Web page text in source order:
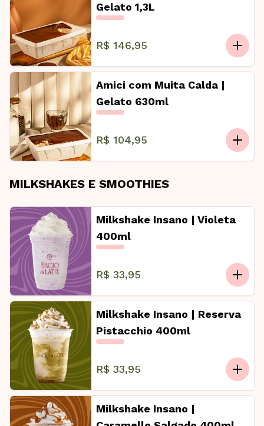
Gelato 1,3L
R$ 146,95
Amici com Muita Calda |
Gelato 630ml
R$ 104,95
MILKSHAKES E SMOOTHIES
Milkshake Insano | Violeta
400ml
R$ 33,95
Milkshake Insano | Reserva
Pistacchio 400ml
R$ 33,95
Milkshake Insano |